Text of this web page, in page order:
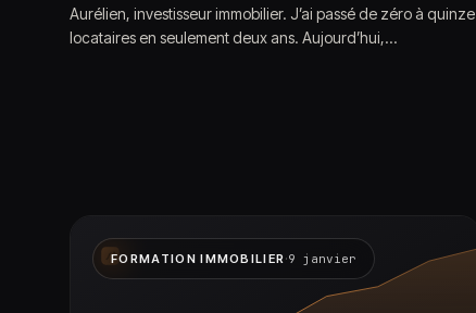
Aurélien, investisseur immobilier. J’ai passé de zéro à quinze
locataires en seulement deux ans. Aujourd’hui,…
FORMATION IMMOBILIER·9 janvier